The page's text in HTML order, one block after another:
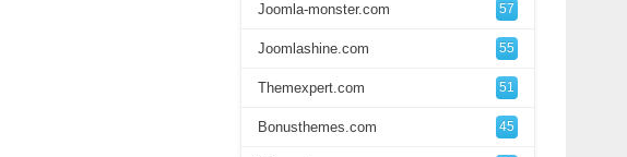
Joomla-monster.com 57
Joomlashine.com 55
Themexpert.com 51
Bonusthemes.com 45